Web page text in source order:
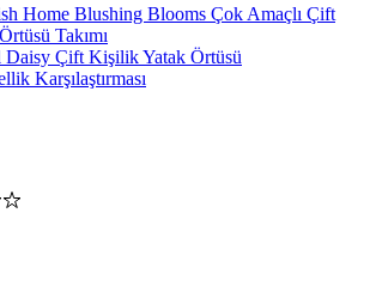
Home Blushing Blooms Çok Amaçlı Çift
Takımı
Daisy Çift Kişilik Yatak Örtüsü
Karşılaştırması